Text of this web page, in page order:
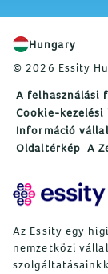
Hungary
© 2026 Essity
A felhasználási
Cookie-
Információ
Oldaltérkép A
Az Essity egy
nemzetközi